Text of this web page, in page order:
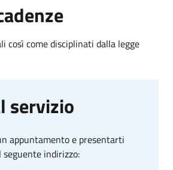
così come disciplinati dalla legge
servizio
appuntamento e presentarti
indirizzo: